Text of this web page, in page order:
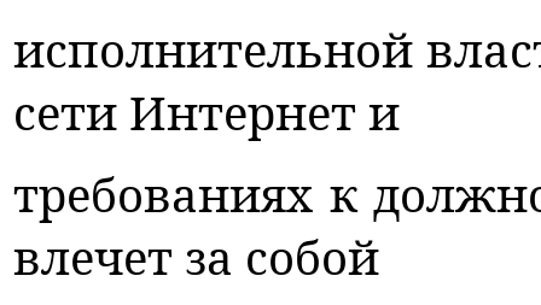
исполнительной
сети Интернет и
требованиях к
влечет за собой